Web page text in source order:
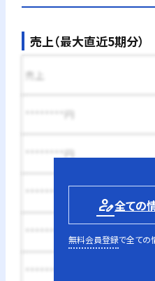
売上（最大直近5期分）
売上
********円
********円
********円
person_edit全ての
無料会員登録で全ての